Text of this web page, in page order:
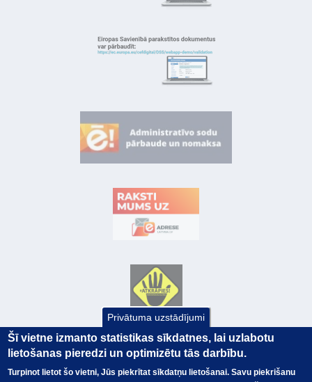
Privātuma uzstādījumi
Šī vietne izmanto statistikas sīkdatnes, lai uzlabotu
lietošanas pieredzi un optimizētu tās darbību.
Turpinot lietot šo vietni, Jūs piekrītat sīkdatņu lietošanai. Savu piekrišanu